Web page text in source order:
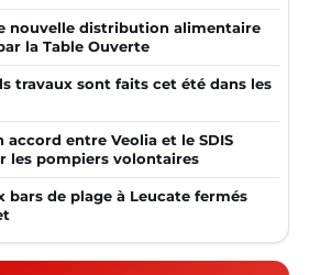
nouvelle distribution alimentaire
la Table Ouverte
travaux sont faits cet été dans les
accord entre Veolia et le SDIS
les pompiers volontaires
bars de plage à Leucate fermés